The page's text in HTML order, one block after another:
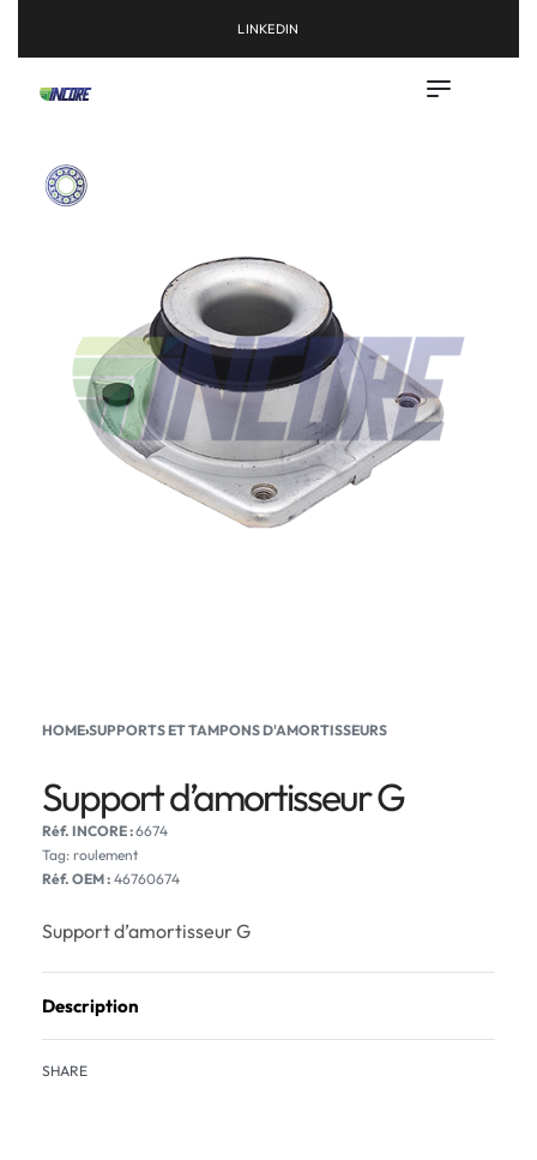
LINKEDIN
HOME›SUPPORTS ET TAMPONS D'AMORTISSEURS
Support d’amortisseur G
6674
Tag: roulement
Réf. OEM : 46760674
Support d’amortisseur G
Description
SHARE